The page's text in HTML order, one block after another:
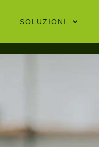
SOLUZIONI